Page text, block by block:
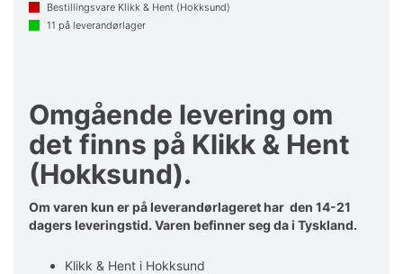
Bestillingsvare Klikk & Hent (Hokksund)
11 på leverandørlager
Omgående levering om
det finns på Klikk & Hent
(Hokksund).
Om varen kun er på leverandørlageret har den 14-21
dagers leveringstid. Varen befinner seg da i Tyskland.
Klikk & Hent i Hokksund